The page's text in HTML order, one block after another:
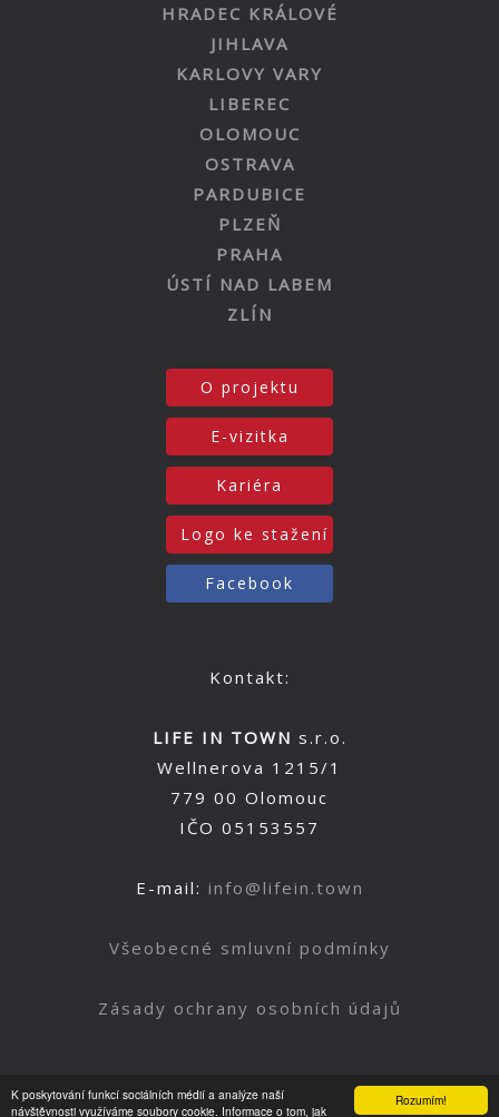
Rozumím!
K poskytování funkcí sociálních médií a analýze naší
návštěvnosti využíváme soubory cookie. Informace o tom, jak
HRADEC KRÁLOVÉ
JIHLAVA
KARLOVY VARY
LIBEREC
OLOMOUC
OSTRAVA
PARDUBICE
PLZEŇ
PRAHA
ÚSTÍ NAD LABEM
ZLÍN
O projektu
E-vizitka
Kariéra
Logo ke stažení
Facebook
Kontakt:
LIFE IN TOWN s.r.o.
Wellnerova 1215/1
779 00 Olomouc
IČO 05153557
E-mail: info@lifein.town
Všeobecné smluvní podmínky
Zásady ochrany osobních údajů